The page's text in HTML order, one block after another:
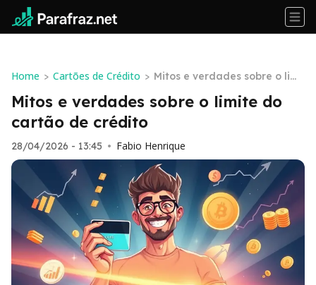
Home > Cartões de Crédito > Mitos e verdades sobre o limi
te do cartão de crédito
Mitos e verdades sobre o limite do
cartão de crédito
28/04/2026 - 13:45 • Fabio Henrique